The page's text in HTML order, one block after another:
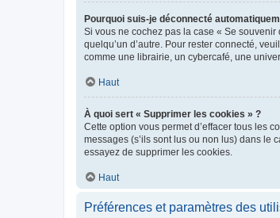
Pourquoi suis-je déconnecté
Si vous ne cochez pas la case « Se
quelqu’un d’autre. Pour rester connecté,
comme une librairie, un cybercafé, une
Haut
À quoi sert « Supprimer les cookies » ?
Cette option vous permet d’effacer tous les
messages (s’ils sont lus ou non lus) dans le
essayez de supprimer les cookies.
Haut
Préférences et paramètres des